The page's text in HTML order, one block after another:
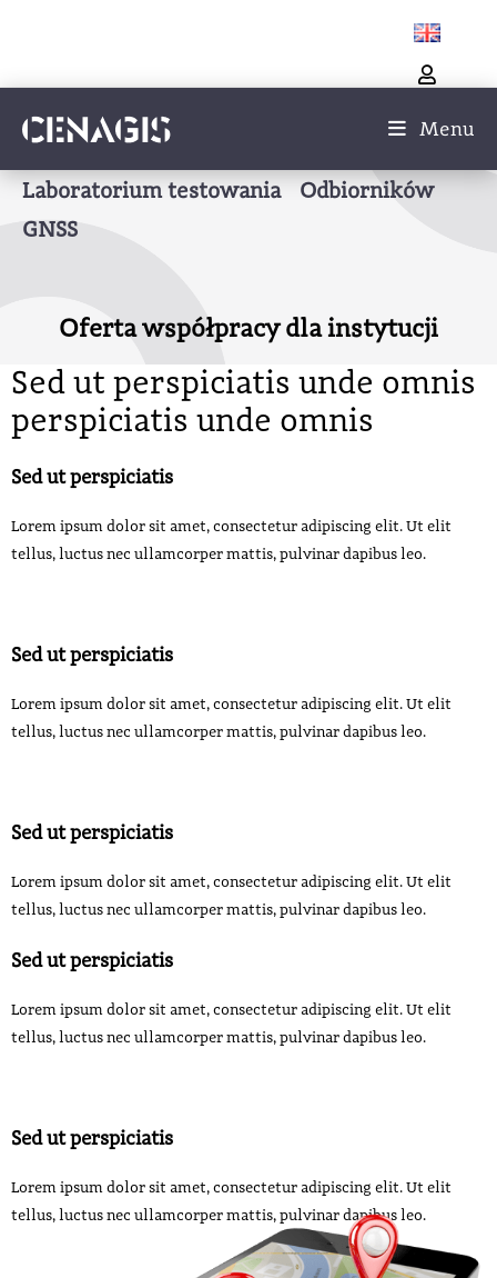
Menu
Laboratorium testowania Odbiorników
GNSS
Oferta współpracy dla instytucji
Sed ut perspiciatis unde omnis
perspiciatis unde omnis
Sed ut perspiciatis
Lorem ipsum dolor sit amet, consectetur adipiscing elit. Ut elit
tellus, luctus nec ullamcorper mattis, pulvinar dapibus leo.
Sed ut perspiciatis
Lorem ipsum dolor sit amet, consectetur adipiscing elit. Ut elit
tellus, luctus nec ullamcorper mattis, pulvinar dapibus leo.
Sed ut perspiciatis
Lorem ipsum dolor sit amet, consectetur adipiscing elit. Ut elit
tellus, luctus nec ullamcorper mattis, pulvinar dapibus leo.
Sed ut perspiciatis
Lorem ipsum dolor sit amet, consectetur adipiscing elit. Ut elit
tellus, luctus nec ullamcorper mattis, pulvinar dapibus leo.
Sed ut perspiciatis
Lorem ipsum dolor sit amet, consectetur adipiscing elit. Ut elit
tellus, luctus nec ullamcorper mattis, pulvinar dapibus leo.